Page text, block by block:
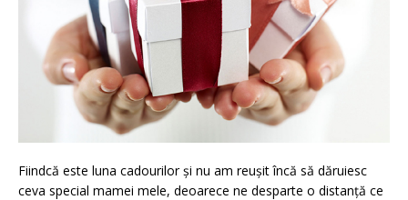
Fiindcă este luna cadourilor și nu am reușit încă să dăruiesc
ceva special mamei mele, deoarece ne desparte o distanță ce